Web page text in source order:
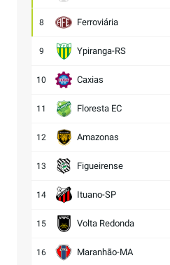
8 Ferroviária
9 Ypiranga-RS
10 Caxias
11 Floresta EC
12 Amazonas
13 Figueirense
14 Ituano-SP
15 Volta Redonda
16 Maranhão-MA